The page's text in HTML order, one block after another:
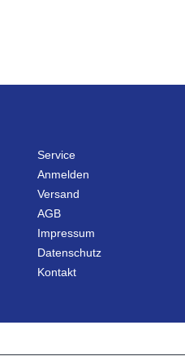
Service
Anmelden
Versand
AGB
Impressum
Datenschutz
Kontakt